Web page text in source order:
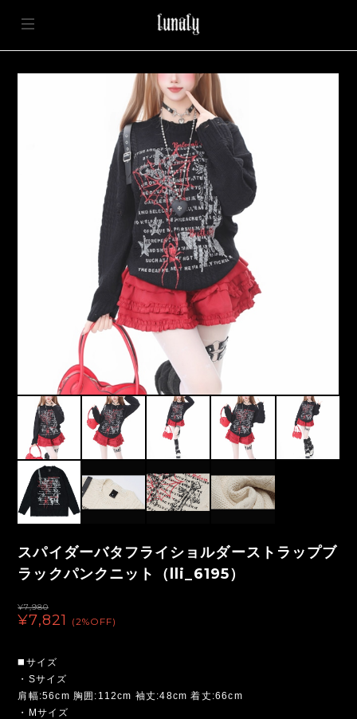
スパイダーバタフライショルダーストラップブ
ラックパンクニット（lli_6195）
¥7,980
¥7,821 (2%OFF)
◼️サイズ
・Sサイズ
肩幅:56cm 胸囲:112cm 袖丈:48cm 着丈:66cm
・Mサイズ